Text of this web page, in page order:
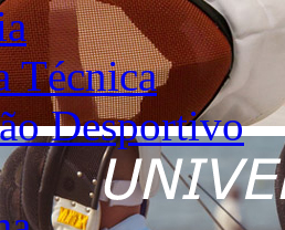
Técnica
Desportivo